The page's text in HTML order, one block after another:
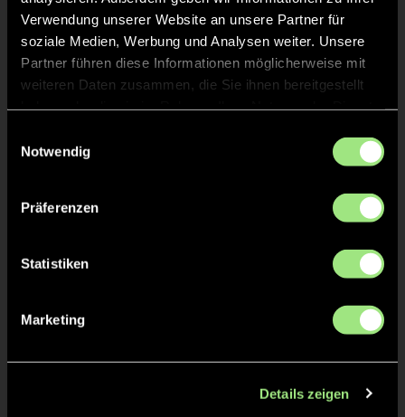
Verwendung unserer Website an unsere Partner für
soziale Medien, Werbung und Analysen weiter. Unsere
Partner führen diese Informationen möglicherweise mit
weiteren Daten zusammen, die Sie ihnen bereitgestellt
Notwendig
Präferenzen
Statistiken
Marketing
Details zeigen
Norman PETER
Liesbeth PARSCH
Viktoriia M., 9’
1:1 Greta E., 12’